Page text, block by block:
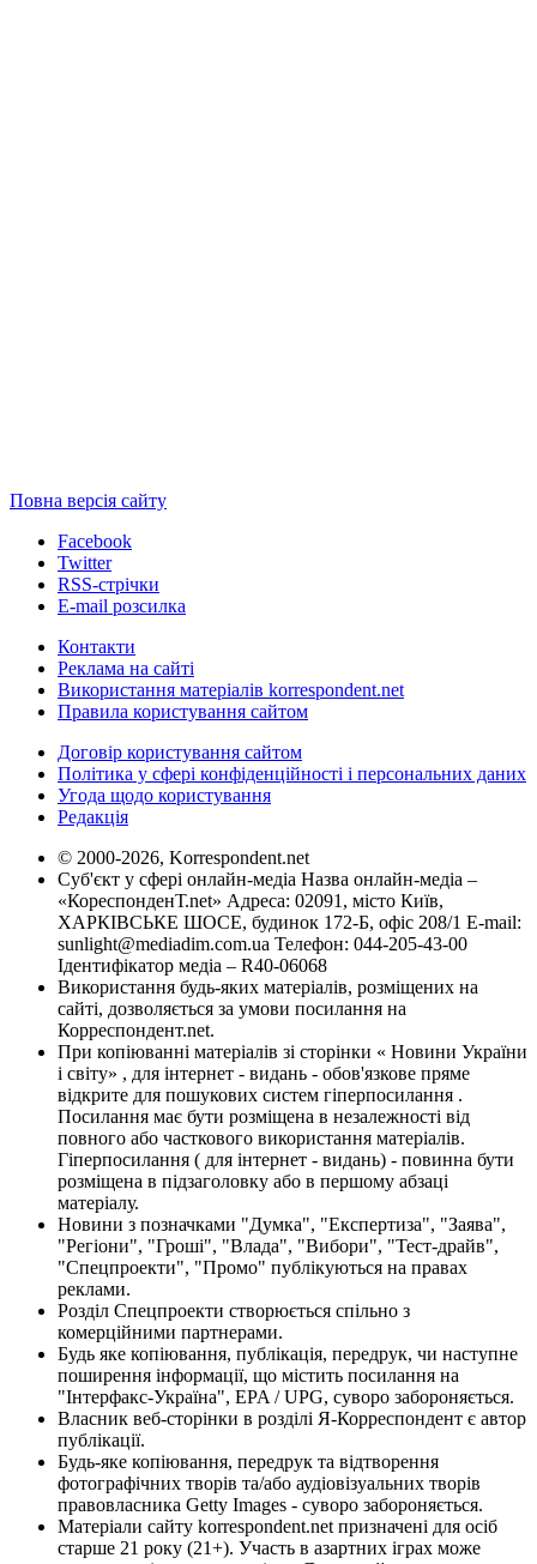
Повна версія сайту
Facebook
Twitter
RSS-стрічки
E-mail розсилка
Контакти
Реклама на сайті
Використання матеріалів korrespondent.net
Правила користування сайтом
Договір користування сайтом
Політика у сфері конфіденційності і персональних даних
Угода щодо користування
Редакція
© 2000-2026, Korrespondent.net
Суб'єкт у сфері онлайн-медіа Назва онлайн-медіа –
«КореспонденТ.net» Адреса: 02091, місто Київ,
ХАРКІВСЬКЕ ШОСЕ, будинок 172-Б, офіс 208/1 E-mail:
sunlight@mediadim.com.ua Телефон: 044-205-43-00
Ідентифікатор медіа – R40-06068
Використання будь-яких матеріалів, розміщених на
сайті, дозволяється за умови посилання на
Корреспондент.net.
При копіюванні матеріалів зі сторінки « Новини України
і світу» , для інтернет - видань - обов'язкове пряме
відкрите для пошукових систем гіперпосилання .
Посилання має бути розміщена в незалежності від
повного або часткового використання матеріалів.
Гіперпосилання ( для інтернет - видань) - повинна бути
розміщена в підзаголовку або в першому абзаці
матеріалу.
Новини з позначками "Думка", "Експертиза", "Заява",
"Регіони", "Гроші", "Влада", "Вибори", "Тест-драйв",
"Спецпроекти", "Промо" публікуються на правах
реклами.
Розділ Спецпроекти створюється спільно з
комерційними партнерами.
Будь яке копіювання, публікація, передрук, чи наступне
поширення інформації, що містить посилання на
"Інтерфакс-Україна", EPA / UPG, суворо забороняється.
Власник веб-сторінки в розділі Я-Корреспондент є автор
публікації.
Будь-яке копіювання, передрук та відтворення
фотографічних творів та/або аудіовізуальних творів
правовласника Getty Images - суворо забороняється.
Матеріали сайту korrespondent.net призначені для осіб
старше 21 року (21+). Участь в азартних іграх може